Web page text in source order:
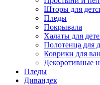
Шторы для
Пледы
Покрывала
Халаты для
Полотенца для
Коврики для
Декоротивные
Пледы
Дивандек